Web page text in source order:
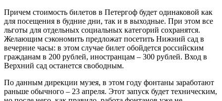
Причем стоимость билетов в Петергоф будет одинаковой как
для посещения в будние дни, так и в выходные. При этом все
льготы для отдельных социальных категорий сохранятся.
Желающим сэкономить предложат посетить Нижний сад в
вечерние часы: в этом случае билет обойдется российским
гражданам в 200 рублей, иностранцам – 300 рублей. Вход в
Верхний сад останется свободным.
По данным дирекции музея, в этом году фонтаны заработают
раньше обычного – 23 апреля. Этот запуск будет техническим,